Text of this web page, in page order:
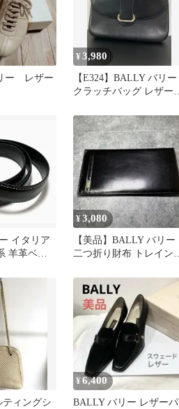
ー レザー
¥3,980
【E324】BALLY バリー
クラッチバッグ レザー
イタリア
羊革ベル
¥3,080
【美品】BALLY バリー
二つ折り財布 トレインス
ィングシ
¥6,400
BALLY バリー レザーパ